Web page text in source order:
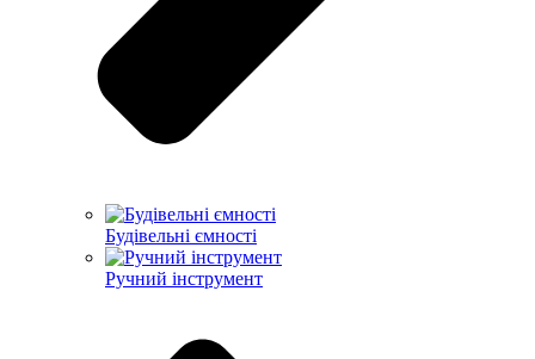
Будівельні ємності
Ручний інструмент